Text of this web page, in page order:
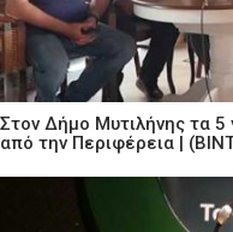
Στον Δήμο Μυτιλήνης τα
από την Περιφέρεια |